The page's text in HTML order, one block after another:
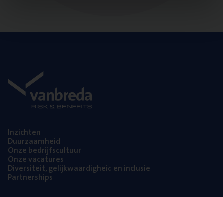
Inzich­ten
Duur­zaam­heid
Onze bedrijfs­cul­tuur
Onze vaca­tu­res
Diver­si­teit, gelijk­waar­dig­heid en inclusie
Part­ner­ships